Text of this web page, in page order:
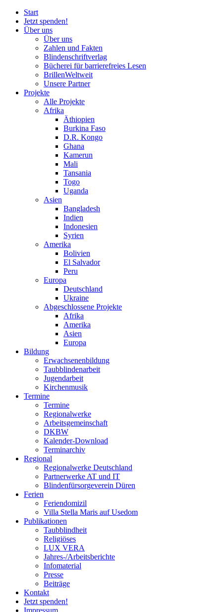
Start
Jetzt spenden!
Über uns
Über uns
Zahlen und Fakten
Blindenschriftverlag
Bücherei fürbarrierefreies Lesen
BrillenWeltweit
Unsere Partner
Projekte
Alle Projekte
Afrika
Äthiopien
Burkina Faso
D.R. Kongo
Ghana
Kamerun
Mali
Tansania
Togo
Uganda
Asien
Bangladesh
Indien
Indonesien
Syrien
Amerika
Bolivien
El Salvador
Peru
Europa
Deutschland
Ukraine
Abgeschlossene Projekte
Afrika
Amerika
Asien
Europa
Bildung
Erwachsenenbildung
Taubblindenarbeit
Jugendarbeit
Kirchenmusik
Termine
Termine
Regionalwerke
Arbeitsgemeinschaft
DKBW
Kalender-Download
Terminarchiv
Regional
Regionalwerke Deutschland
Partnerwerke AT und IT
Blindenfürsorgeverein Düren
Ferien
Feriendomizil
Villa Stella Maris auf Usedom
Publikationen
Taubblindheit
Religiöses
LUX VERA
Jahres-/​Arbeitsberichte
Infomaterial
Presse
Beiträge
Kontakt
Jetzt spenden!
Impressum